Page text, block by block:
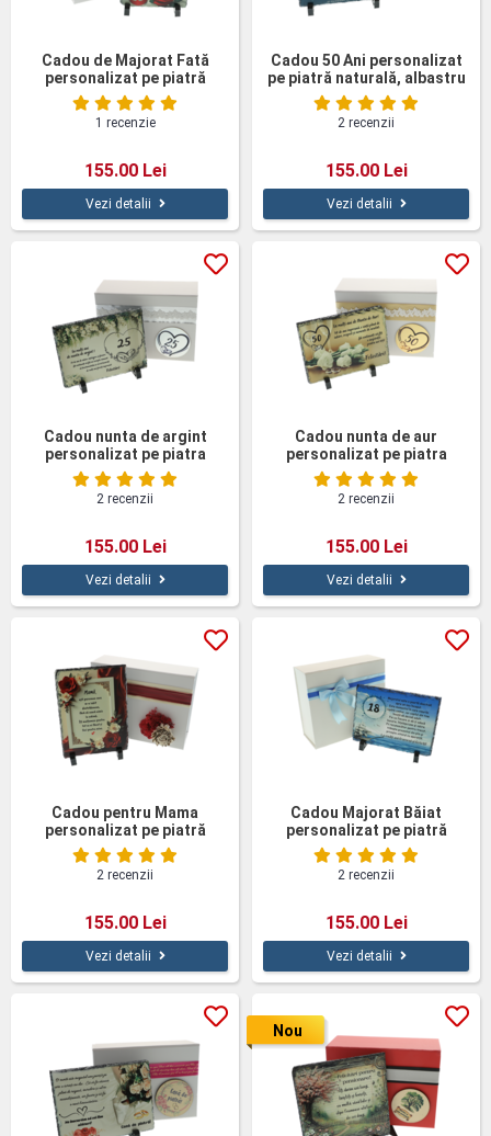
Cadou de Majorat Fată
personalizat pe piatră
naturală
1 recenzie
155.00 Lei
Vezi detalii
Cadou 50 Ani personalizat
pe piatră naturală, albastru
2 recenzii
155.00 Lei
Vezi detalii
Cadou nunta de argint
personalizat pe piatra
naturala
2 recenzii
155.00 Lei
Vezi detalii
Cadou nunta de aur
personalizat pe piatra
naturala
2 recenzii
155.00 Lei
Vezi detalii
Cadou pentru Mama
personalizat pe piatră
naturală
2 recenzii
155.00 Lei
Vezi detalii
Cadou Majorat Băiat
personalizat pe piatră
ardezie
2 recenzii
155.00 Lei
Vezi detalii
Nou